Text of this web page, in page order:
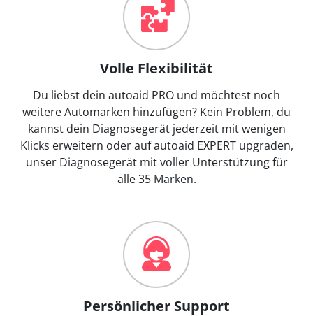
Volle Flexibilität
Du liebst dein autoaid PRO und möchtest noch
weitere Automarken hinzufügen? Kein Problem, du
kannst dein Diagnosegerät jederzeit mit wenigen
Klicks erweitern oder auf autoaid EXPERT upgraden,
unser Diagnosegerät mit voller Unterstützung für
alle 35 Marken.
Persönlicher Support